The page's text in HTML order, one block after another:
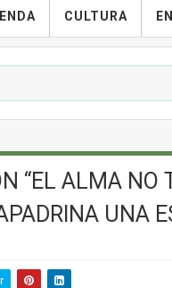
CULTURA
“EL ALMA NO
UNA